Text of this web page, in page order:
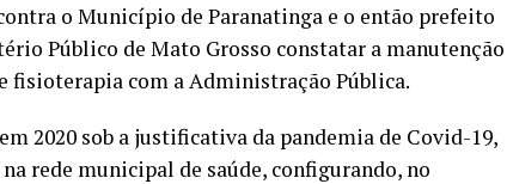
o Município de Paranatinga e o então prefeito
Público de Mato Grosso constatar a manutenção
fisioterapia com a Administração Pública.
2020 sob a justificativa da pandemia de Covid-19,
rede municipal de saúde, configurando, no